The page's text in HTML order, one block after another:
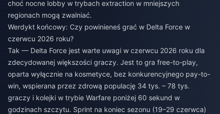
choć nocne lobby w trybach extraction w mniejszych
regionach mogą zwalniać.
Werdykt końcowy: Czy powinieneś grać w Delta Force w
czerwcu 2026 roku?
Tak — Delta Force jest warte uwagi w czerwcu 2026 roku dla
zdecydowanej większości graczy. Jest to gra free-to-play,
oparta wyłącznie na kosmetyce, bez konkurencyjnego pay-to-
win, wspierana przez zdrową populację 34 tys. – 78 tys.
graczy i kolejki w trybie Warfare poniżej 60 sekund w
godzinach szczytu. Sprint na koniec sezonu (19–29 czerwca)